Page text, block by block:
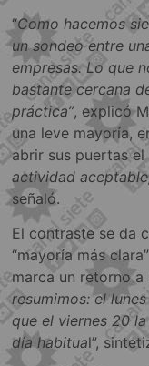
“Como hacemos
un sondeo entre
empresas. Lo que
bastante cercana
práctica”, explicó
una leve mayoría,
abrir sus puertas el
actividad
señaló.
El contraste se da
“mayoría más
marca un retorno a
resumimos: el
que el viernes 20
día habitual”,